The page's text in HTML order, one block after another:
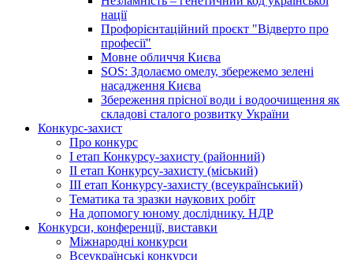
нації
Профорієнтаційний проєкт "Відверто про
професії"
Мовне обличчя Києва
SOS: Здолаємо омелу, збережемо зелені
насадження Києва
Збереження прісної води і водоочищення як
складові сталого розвитку України
Конкурс-захист
Про конкурс
І етап Конкурсу-захисту (районний)
ІІ етап Конкурсу-захисту (міський)
ІІІ етап Конкурсу-захисту (всеукраїнський)
Тематика та зразки наукових робіт
На допомогу юному досліднику. НДР
Конкурси, конференції, виставки
Міжнародні конкурси
Всеукраїнські конкурси